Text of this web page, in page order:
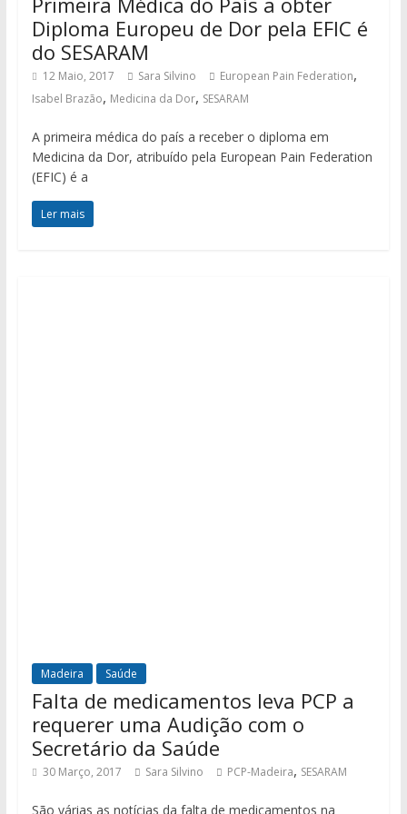
Diploma Europeu de Dor pela EFIC é
do SESARAM
12 Maio, 2017 Sara Silvino European Pain Federation,
Isabel Brazão, Medicina da Dor, SESARAM
A primeira médica do país a receber o diploma em
Medicina da Dor, atribuído pela European Pain Federation
(EFIC) é a
Ler mais
Madeira Saúde
Falta de medicamentos leva PCP a
requerer uma Audição com o
Secretário da Saúde
30 Março, 2017 Sara Silvino PCP-Madeira, SESARAM
São várias as notícias da falta de medicamentos na